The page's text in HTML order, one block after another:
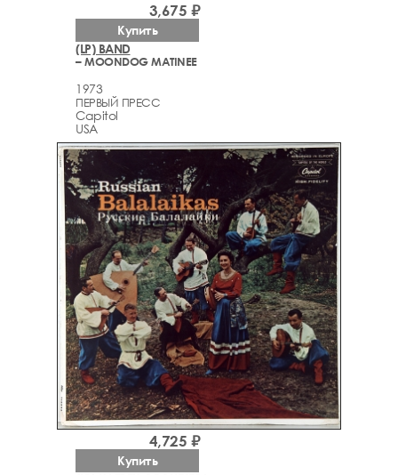
(LP) BAND
– MOONDOG MATINEE
1973
ПЕРВЫЙ ПРЕСС
Capitol
USA
3,675 ₽
Купить
4,725 ₽
Купить